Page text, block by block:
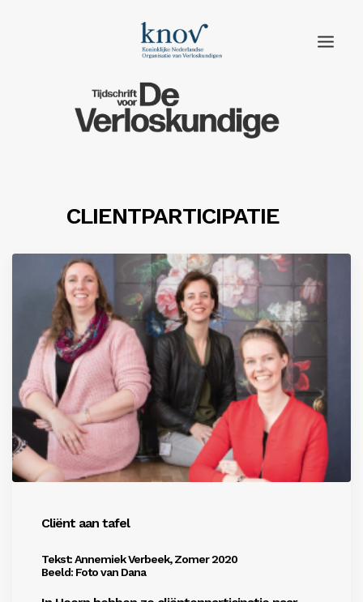
Adverteren
Abonneren
Knov.nl
Contact
Inloggen
CLIENTPARTICIPATIE
Cliënt aan tafel
Tekst: Annemiek Verbeek, Zomer 2020
Beeld: Foto van Dana